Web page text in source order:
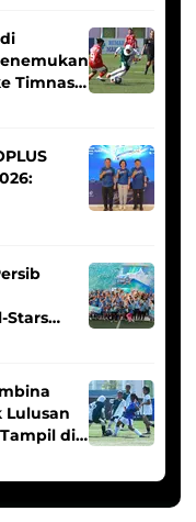
Timnas
Stars
Lulusan
di